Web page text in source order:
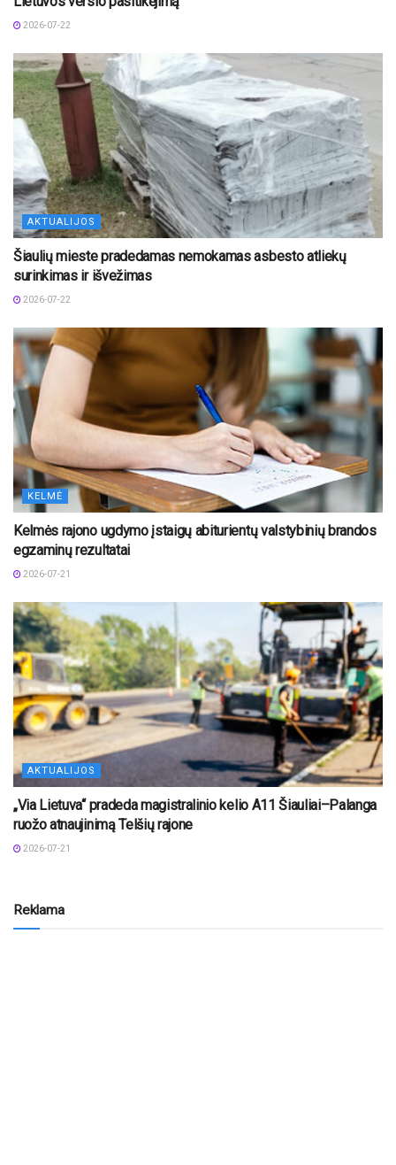
2026-07-22
AKTUALIJOS
Šiaulių mieste pradedamas nemokamas asbesto atliekų
surinkimas ir išvežimas
2026-07-22
KELMĖ
Kelmės rajono ugdymo įstaigų abiturientų valstybinių brandos
egzaminų rezultatai
2026-07-21
AKTUALIJOS
„Via Lietuva“ pradeda magistralinio kelio A11 Šiauliai–Palanga
ruožo atnaujinimą Telšių rajone
2026-07-21
Reklama